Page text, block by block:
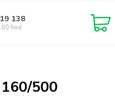
138
hod.
500